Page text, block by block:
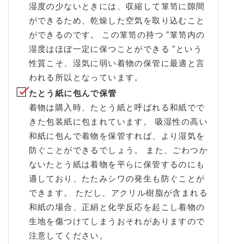
湿度の少ないときには、収縮して箪笥に隙間
ができるため、乾燥した空気を取り込むこと
ができるのです。 この箪笥の持つ ”箪笥内の
湿度はほぼ一定に保つことができる ”という
性質こそ、湿気に弱い着物の保管に最適と言
われる所以となっています。
たとう紙に包んで保管
着物は購入時、たとう紙と呼ばれる和紙でで
きた包装紙に包まれています。 吸湿性の高い
和紙に包んで着物を保管すれば、より湿気を
防ぐことができるでしょう。 また、ごわつか
ないたとう紙は着物を平らに保管するのにも
適しており、たたみシワの発生も防ぐことが
できます。 ただし、アクリル樹脂が含まれる
和紙の場合、正絹と化学反応を起こし着物の
生地を傷つけてしまうおそれがありますので
注意してください。